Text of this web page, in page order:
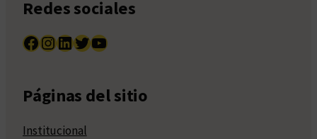
Redes sociales
Facebook InstagramLinkedIn Twitter YouTube
Páginas del sitio
Institucional